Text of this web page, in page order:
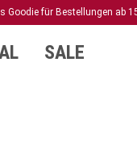
Goodie für Bestellungen ab
SALE